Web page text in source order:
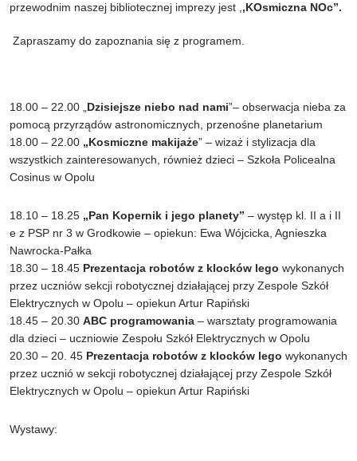
przewodnim naszej bibliotecznej imprezy jest , ,KOsmiczna NOc”.
Zapraszamy do zapoznania się z programem.
18.00 – 22.00 „ Dzisiejsze niebo nad nami”– obserwacja nieba za
pomocą przyrządów astronomicznych, przenośne planetarium
18.00 – 22.00 „Kosmiczne makijaże” – wizaż i stylizacja dla
wszystkich zainteresowanych, również dzieci – Szkoła Policealna
Cosinus w Opolu
18.10 – 18.25 „Pan Kopernik i jego planety” – występ kl. II a i II
e z PSP nr 3 w Grodkowie – opiekun: Ewa Wójcicka, Agnieszka
Nawrocka-Pałka
18.30 – 18.45 Prezentacja robotów z klocków lego wykonanych
przez uczniów sekcji robotycznej działającej przy Zespole Szkół
Elektrycznych w Opolu – opiekun Artur Rapiński
18.45 – 20.30 ABC programowania – warsztaty programowania
dla dzieci – uczniowie Zespołu Szkół Elektrycznych w Opolu
20.30 – 20. 45 Prezentacja robotów z klocków lego wykonanych
przez ucznió w sekcji robotycznej działającej przy Zespole Szkół
Elektrycznych w Opolu – opiekun Artur Rapiński
Wystawy: